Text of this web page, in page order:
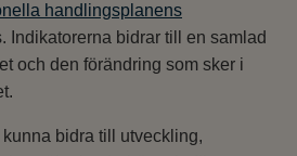
handlingsplanens
Indikatorerna bidrar till en samlad
och den förändring som sker i
bidra till utveckling,